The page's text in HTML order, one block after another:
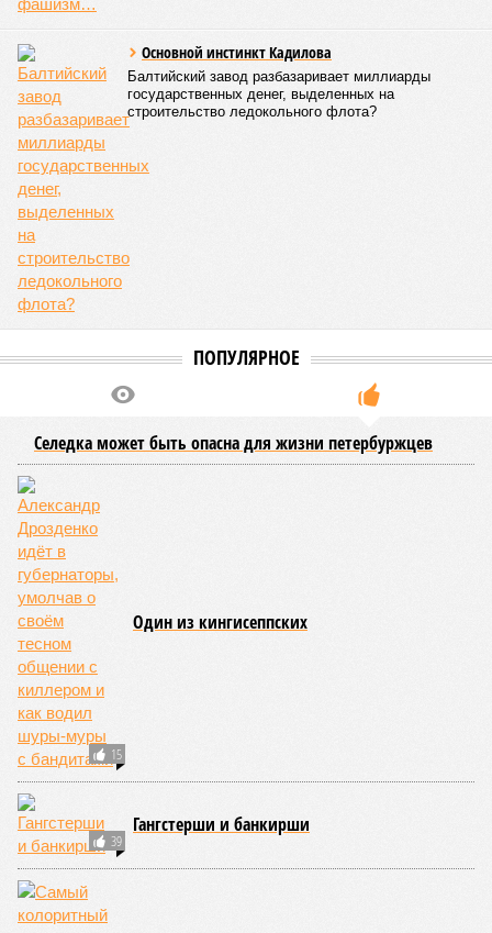
Основной инстинкт Кадилова
Балтийский завод разбазаривает миллиарды
государственных денег, выделенных на
строительство ледокольного флота?
ПОПУЛЯРНОЕ
Селедка может быть опасна для жизни петербуржцев
15
Один из кингисеппских
39
Гангстерши и банкирши